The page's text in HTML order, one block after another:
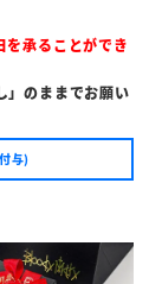
を承ることができ
」のままでお願い
与)